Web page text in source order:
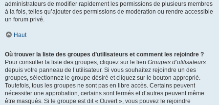
administrateurs de modifier rapidement les permissions de plusieurs membres
à la fois, telles qu’ajouter des permissions de modération ou rendre accessible
un forum privé.
Haut
Où trouver la liste des groupes d’utilisateurs et comment les rejoindre ?
Pour consulter la liste des groupes, cliquez sur le lien Groupes d’utilisateurs
depuis votre panneau de l’utilisateur. Si vous souhaitez rejoindre un des
groupes, sélectionnez le groupe désiré et cliquez sur le bouton approprié.
Toutefois, tous les groupes ne sont pas en libre accès. Certains peuvent
nécessiter une approbation, certains sont fermés et d’autres peuvent même
être masqués. Si le groupe est dit « Ouvert », vous pouvez le rejoindre